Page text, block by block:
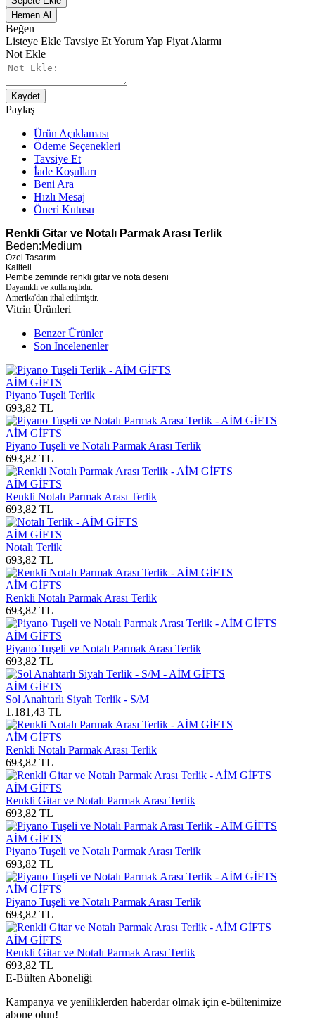
Hemen Al
Beğen
Listeye Ekle Tavsiye EtYorum Yap Fiyat Alarmı
Not Ekle
Kaydet
Paylaş
Ürün Açıklaması
Ödeme Seçenekleri
Tavsiye Et
İade Koşulları
Beni Ara
Hızlı Mesaj
Öneri Kutusu
Renkli Gitar ve Notalı Parmak Arası Terlik
Beden:Medium
Özel Tasarım
Kaliteli
Pembe zeminde renkli gitar ve nota deseni
Dayanıklı ve kullanuşlıdır.
Amerika'dan ithal edilmiştir.
Vitrin Ürünleri
Benzer Ürünler
Son İncelenenler
AİM GİFTS
Piyano Tuşeli Terlik
693,82 TL
AİM GİFTS
Piyano Tuşeli ve Notalı Parmak Arası Terlik
693,82 TL
AİM GİFTS
Renkli Notalı Parmak Arası Terlik
693,82 TL
AİM GİFTS
Notalı Terlik
693,82 TL
AİM GİFTS
Renkli Notalı Parmak Arası Terlik
693,82 TL
AİM GİFTS
Piyano Tuşeli ve Notalı Parmak Arası Terlik
693,82 TL
AİM GİFTS
Sol Anahtarlı Siyah Terlik - S/M
1.181,43 TL
AİM GİFTS
Renkli Notalı Parmak Arası Terlik
693,82 TL
AİM GİFTS
Renkli Gitar ve Notalı Parmak Arası Terlik
693,82 TL
AİM GİFTS
Piyano Tuşeli ve Notalı Parmak Arası Terlik
693,82 TL
AİM GİFTS
Piyano Tuşeli ve Notalı Parmak Arası Terlik
693,82 TL
AİM GİFTS
Renkli Gitar ve Notalı Parmak Arası Terlik
693,82 TL
E-Bülten Aboneliği
Kampanya ve yeniliklerden haberdar olmak için e-bültenimize
abone olun!